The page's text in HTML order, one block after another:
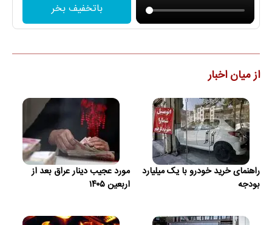
باتخفیف بخر
از میان اخبار
راهنمای خرید خودرو با یک میلیارد
بودجه
مورد عجیب دینار عراق بعد از
اربعین ۱۴۰۵